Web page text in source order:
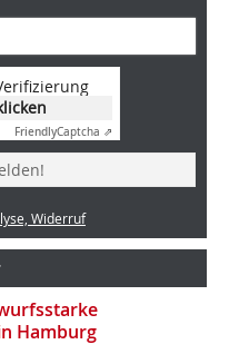
FriendlyCaptcha ⇗
Widerruf
Hamburg